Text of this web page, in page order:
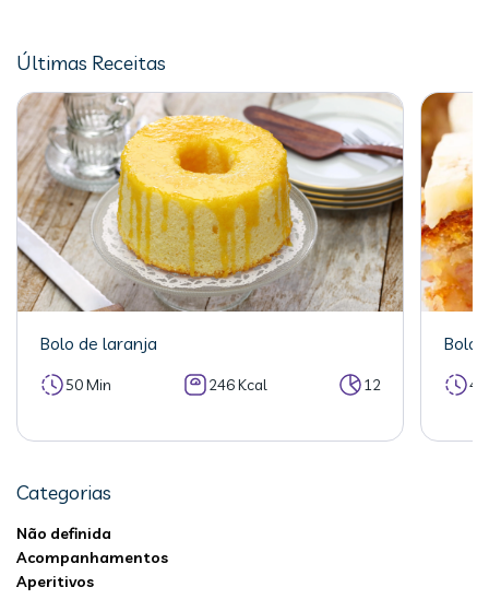
Últimas Receitas
Bolo de laranja
50 Min 246 Kcal 12
Bolo
Categorias
Não definida
Acompanhamentos
Aperitivos